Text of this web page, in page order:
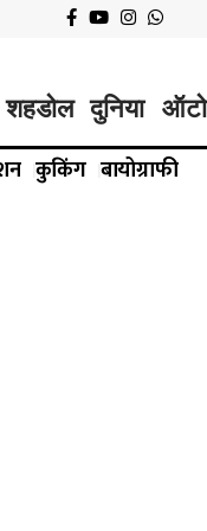
शहडोल दुनिया ऑटो
कुकिंग बायोग्राफी